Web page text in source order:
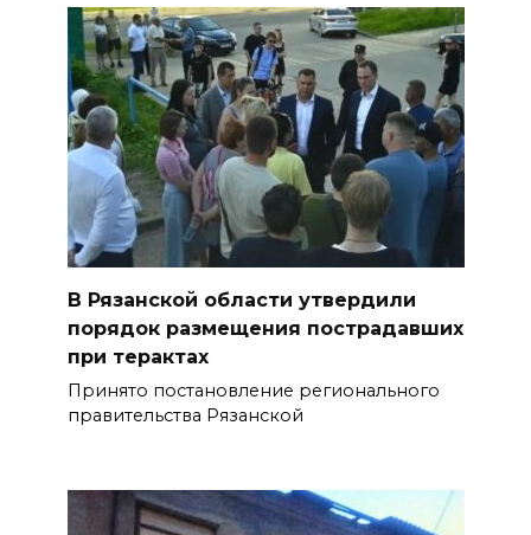
В Рязанской области утвердили
порядок размещения пострадавших
при терактах
Принято постановление регионального
правительства Рязанской